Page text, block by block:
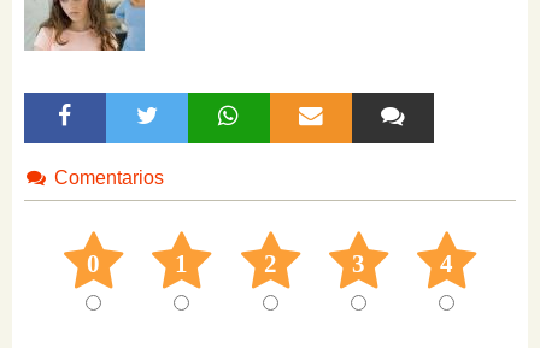
Comentarios
0 1 2 3 4